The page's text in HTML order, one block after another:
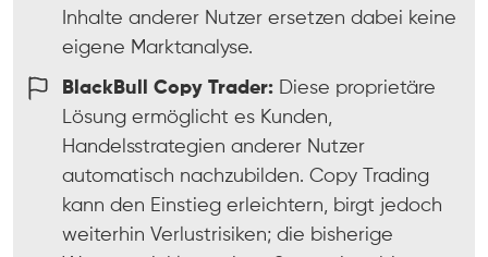
Inhalte anderer Nutzer ersetzen dabei keine
eigene Marktanalyse.
BlackBull Copy Trader: Diese proprietäre
Lösung ermöglicht es Kunden,
Handelsstrategien anderer Nutzer
automatisch nachzubilden. Copy Trading
kann den Einstieg erleichtern, birgt jedoch
weiterhin Verlustrisiken; die bisherige